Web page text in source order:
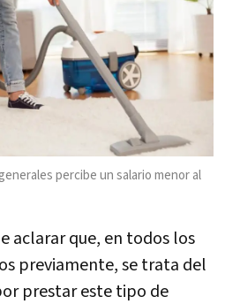
percibe un salario menor al
aclarar que, en todos los
previamente, se trata del
prestar este tipo de